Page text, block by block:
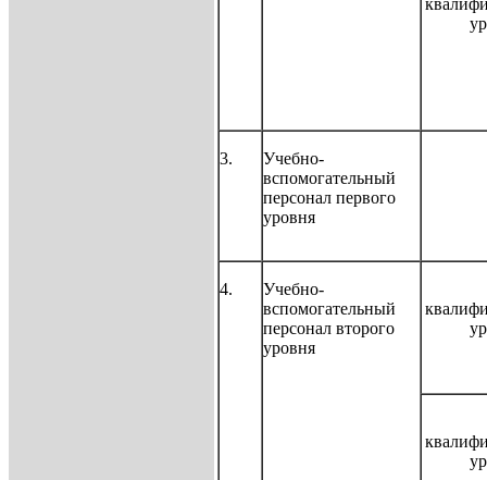
3.
Учебно-
вспомогательный
персонал первого
уровня
4.
Учебно-
вспомогательный
персонал второго
уровня